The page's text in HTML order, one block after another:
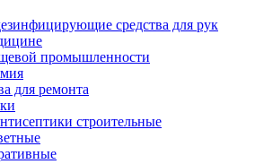
средства для рук
промышленности
для ремонта
строительные